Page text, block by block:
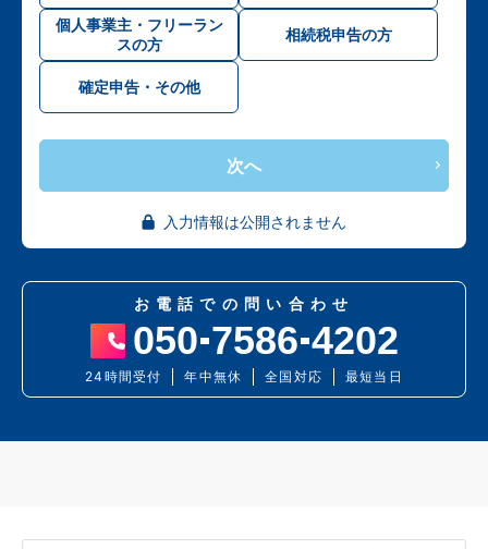
個人事業主・フリーラン
スの方
相続税申告の方
確定申告・その他
次へ
入力情報は公開されません
お電話での問い合わせ
050 7586 4202
24時間受付 年中無休 全国対応 最短当日